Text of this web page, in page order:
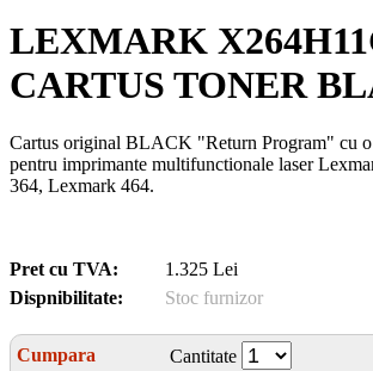
LEXMARK
CARTUS TONER
Cartus original BLACK "Return Program" cu o
pentru imprimante multifunctionale laser
364, Lexmark 464.
Pret cu TVA:
1.325 Lei
Dispnibilitate:
Stoc furnizor
Cumpara
Cantitate